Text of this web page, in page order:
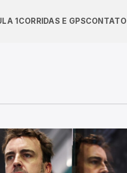
1CORRIDAS E GPSCONTATO